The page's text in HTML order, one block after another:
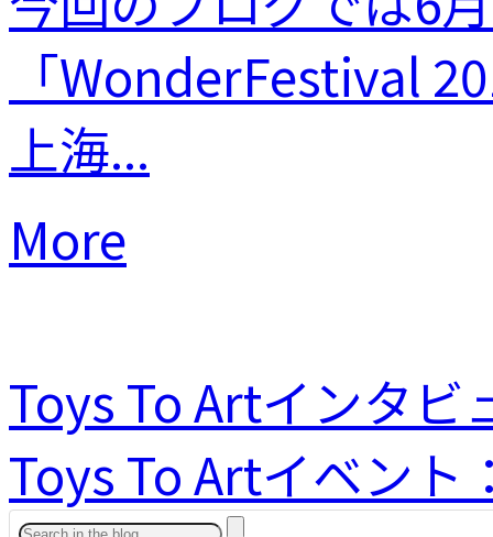
「WonderFestival
上海...
More
Toys To Artインタビ
Toys To Artイベン